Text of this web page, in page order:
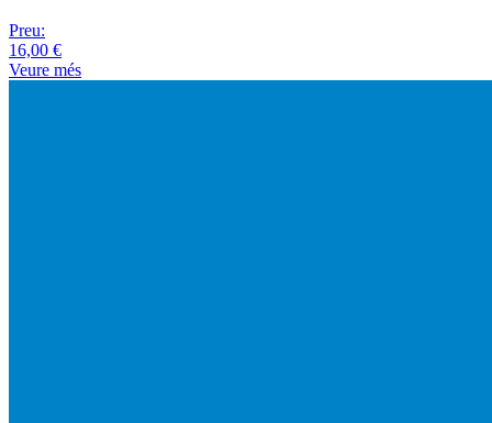
Preu:
16,00 €
Veure més